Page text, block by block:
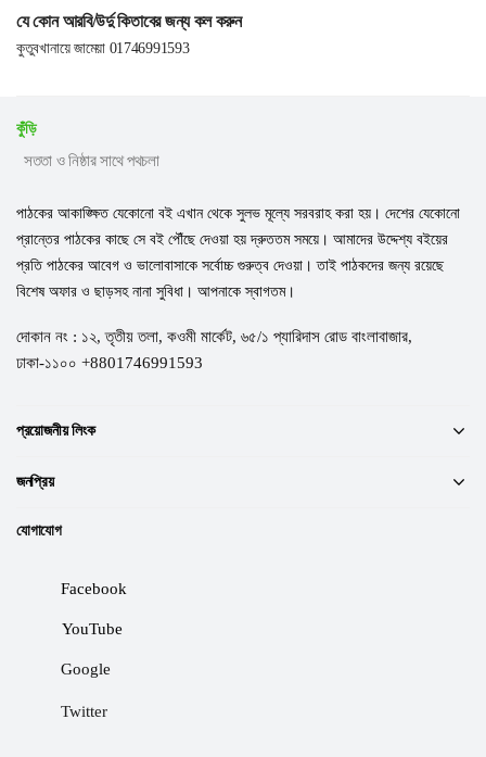
যে কোন আরবি/উর্দু কিতাবের জন্য কল করুন
কুতুবখানায়ে জামেয়া 01746991593
কুঁড়ি
সততা ও নিষ্ঠার সাথে পথচলা
পাঠকের আকাঙ্ক্ষিত যেকোনো বই এখান থেকে সুলভ মূল্যে সরবরাহ করা হয়। দেশের যেকোনো
প্রান্তের পাঠকের কাছে সে বই পৌঁছে দেওয়া হয় দ্রুততম সময়ে। আমাদের উদ্দেশ্য বইয়ের
প্রতি পাঠকের আবেগ ও ভালোবাসাকে সর্বোচ্চ গুরুত্ব দেওয়া। তাই পাঠকদের জন্য রয়েছে
বিশেষ অফার ও ছাড়সহ নানা সুবিধা। আপনাকে স্বাগতম।
দোকান নং : ১২, তৃতীয় তলা, কওমী মার্কেট, ৬৫/১ প্যারিদাস রোড বাংলাবাজার,
ঢাকা-১১০০ +8801746991593
প্রয়োজনীয় লিংক
জনপ্রিয়
যোগাযোগ
Facebook
YouTube
Google
Twitter